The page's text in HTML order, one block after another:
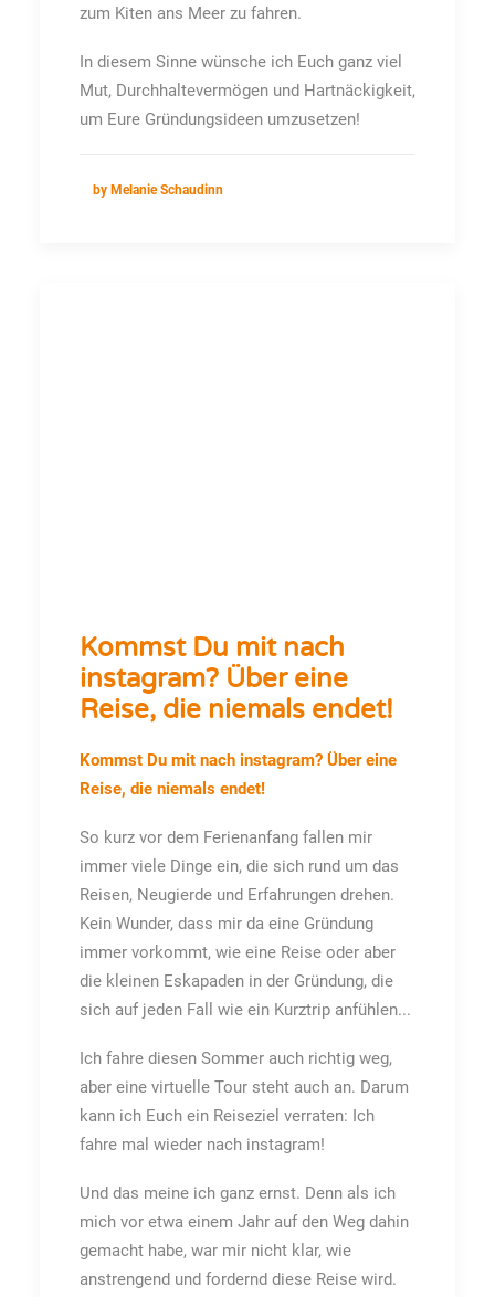
zum Kiten ans Meer zu fahren.
In diesem Sinne wünsche ich Euch ganz viel
Mut, Durchhaltevermögen und Hartnäckigkeit,
um Eure Gründungsideen umzusetzen!
by Melanie Schaudinn
Kommst Du mit nach
instagram? Über eine
Reise, die niemals endet!
Kommst Du mit nach instagram? Über eine
Reise, die niemals endet!
So kurz vor dem Ferienanfang fallen mir
immer viele Dinge ein, die sich rund um das
Reisen, Neugierde und Erfahrungen drehen.
Kein Wunder, dass mir da eine Gründung
immer vorkommt, wie eine Reise oder aber
die kleinen Eskapaden in der Gründung, die
sich auf jeden Fall wie ein Kurztrip anfühlen...
Ich fahre diesen Sommer auch richtig weg,
aber eine virtuelle Tour steht auch an. Darum
kann ich Euch ein Reiseziel verraten: Ich
fahre mal wieder nach instagram!
Und das meine ich ganz ernst. Denn als ich
mich vor etwa einem Jahr auf den Weg dahin
gemacht habe, war mir nicht klar, wie
anstrengend und fordernd diese Reise wird.